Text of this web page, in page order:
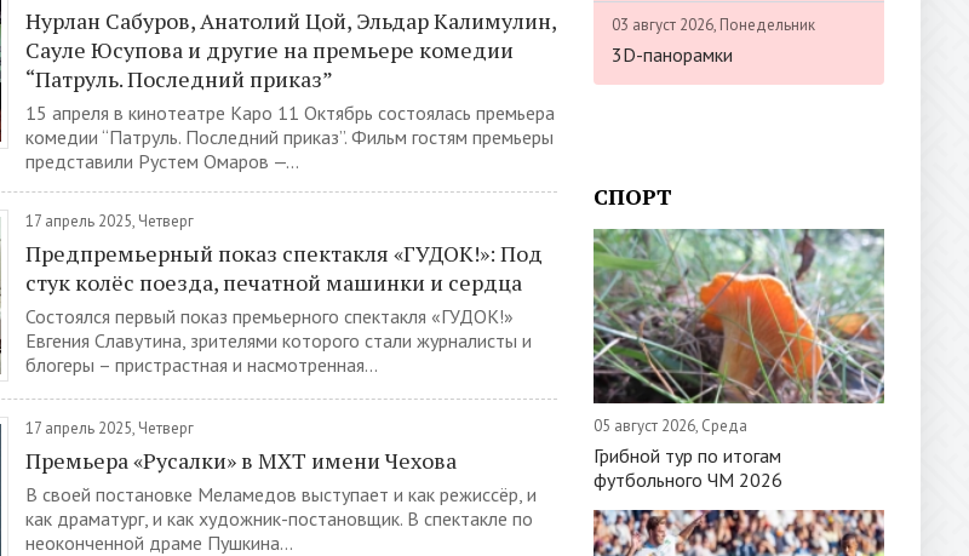
Нурлан Сабуров, Анатолий Цой, Эльдар Калимулин,
Сауле Юсупова и другие на премьере комедии
“Патруль. Последний приказ”
15 апреля в кинотеатре Каро 11 Октябрь состоялась премьера
комедии “Патруль. Последний приказ”. Фильм гостям премьеры
представили Рустем Омаров —...
17 апрель 2025, Четверг
Предпремьерный показ спектакля «ГУДОК!»: Под
стук колёс поезда, печатной машинки и сердца
Состоялся первый показ премьерного спектакля «ГУДОК!»
Евгения Славутина, зрителями которого стали журналисты и
блогеры – пристрастная и насмотренная...
17 апрель 2025, Четверг
Премьера «Русалки» в МХТ имени Чехова
В своей постановке Меламедов выступает и как режиссёр, и
как драматург, и как художник-постановщик. В спектакле по
неоконченной драме Пушкина...
03 август 2026, Понедельник
3D-панорамки
СПОРТ
05 август 2026, Среда
Грибной тур по итогам
футбольного ЧМ 2026